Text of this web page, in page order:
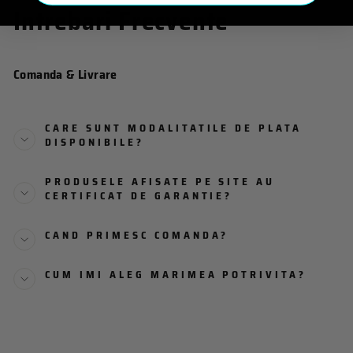
Intrebari Frecvente
Comanda & Livrare
CARE SUNT MODALITATILE DE PLATA
DISPONIBILE?
PRODUSELE AFISATE PE SITE AU
CERTIFICAT DE GARANTIE?
CAND PRIMESC COMANDA?
CUM IMI ALEG MARIMEA POTRIVITA?